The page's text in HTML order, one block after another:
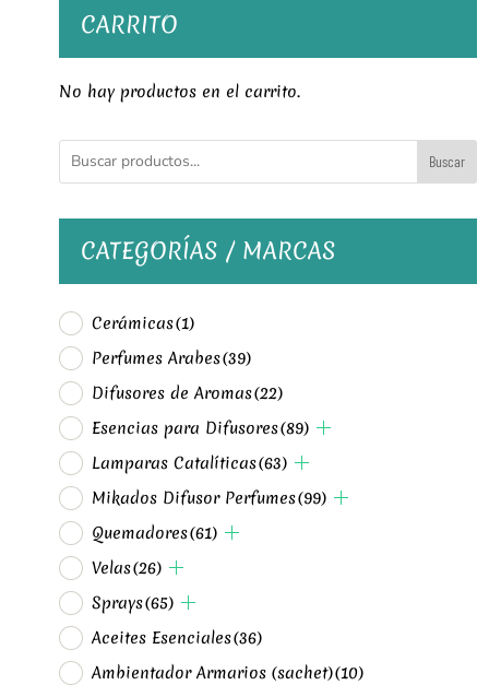
CARRITO
No hay productos en el carrito.
Buscar
CATEGORÍAS / MARCAS
Cerámicas(1)
Perfumes Arabes(39)
Difusores de Aromas(22)
Esencias para Difusores(89)
Lamparas Catalíticas(63)
Mikados Difusor Perfumes(99)
Quemadores(61)
Velas(26)
Sprays(65)
Aceites Esenciales(36)
Ambientador Armarios (sachet)(10)